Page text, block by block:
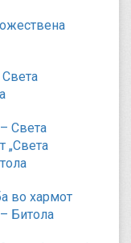
Света
„Света
во хармот
Битола